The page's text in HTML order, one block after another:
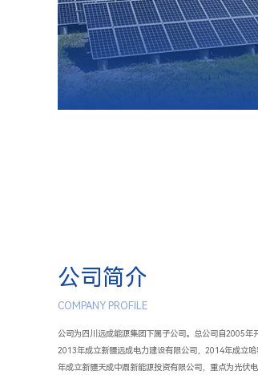
公司简介
COMPANY PROFILE
公司为四川远成能源集团下属子公司。总公司自2005年
2013年成立新疆远成电力建设有限公司，2014年成立
年成立新疆天成中鼎新能源投资有限公司，重点为光伏